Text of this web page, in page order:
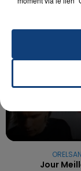
ORELSAN
Jour